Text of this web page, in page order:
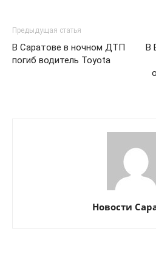
Предыдущая статья
В Саратове в ночном ДТП
погиб водитель Toyota
В
Новости